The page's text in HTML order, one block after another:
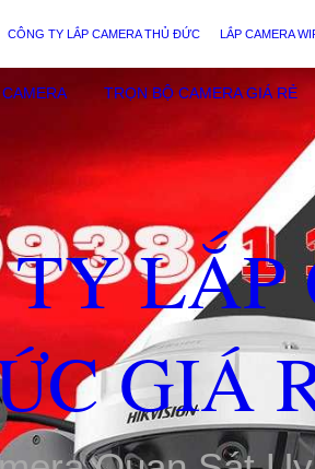
CÔNG TY LẮP CAMERA THỦ ĐỨC LẮP CAMERA
TRỌN BỘ CAMERA GIÁ RẺ
TY
GIÁ